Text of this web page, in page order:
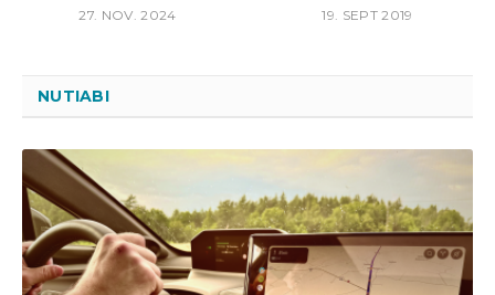
27. NOV. 2024 19. SEPT 2019
NUTIABI